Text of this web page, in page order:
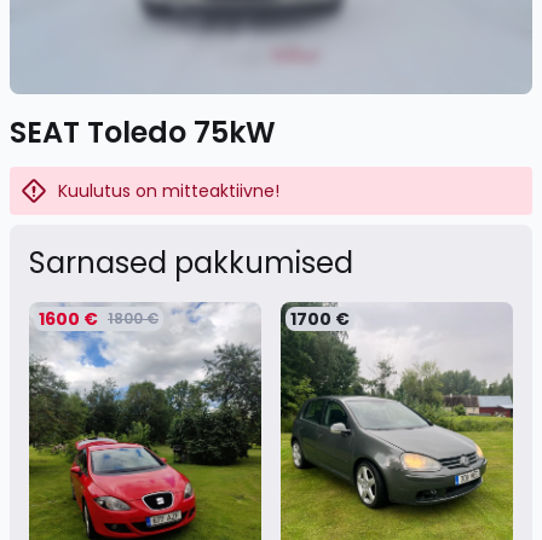
SEAT Toledo 75kW
Kuulutus on mitteaktiivne!
Sarnased pakkumised
1600 € 1800 € 1700 €